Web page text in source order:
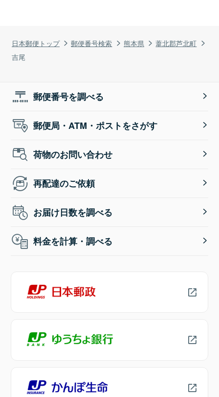
日本郵便トップ 郵便番号検索 熊本県
葦北郡芦北町
吉尾
郵便番号を調べる
郵便局・ATM・ポストをさがす
荷物のお問い合わせ
再配達のご依頼
お届け日数を調べる
料金を計算・調べる